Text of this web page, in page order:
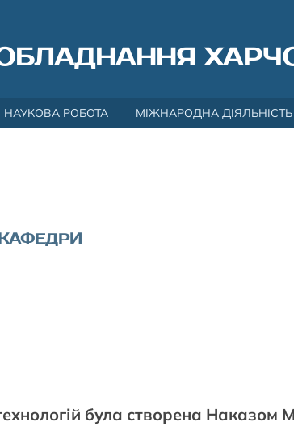
НАУКОВА РОБОТА МІЖНАРОДНА ДІЯЛЬНІСТЬ
КАФЕДРИ
була створена Наказом